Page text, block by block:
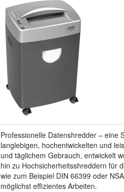
Professionelle Datenshredder – eine
langlebigen, hochentwickelten und
und täglichem Gebrauch, entwickelt
hin zu Hochsicherheitsshreddern für
wie zum Beispiel DIN 66399 oder
möglichst effizientes Arbeiten.